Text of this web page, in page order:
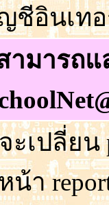
ชีอินเท
ามารถแ
ะเปลี่ยน
น้า